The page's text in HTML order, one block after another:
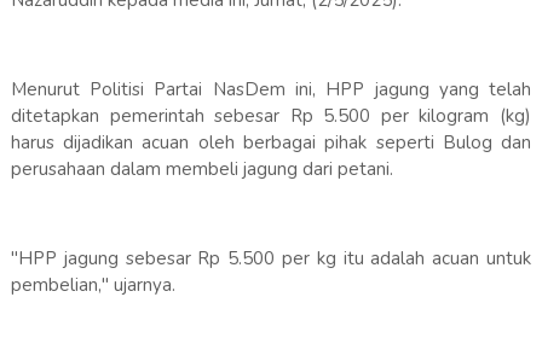
Menurut Politisi Partai NasDem ini, HPP jagung yang telah
ditetapkan pemerintah sebesar Rp 5.500 per kilogram (kg)
harus dijadikan acuan oleh berbagai pihak seperti Bulog dan
perusahaan dalam membeli jagung dari petani.
"HPP jagung sebesar Rp 5.500 per kg itu adalah acuan untuk
pembelian," ujarnya.